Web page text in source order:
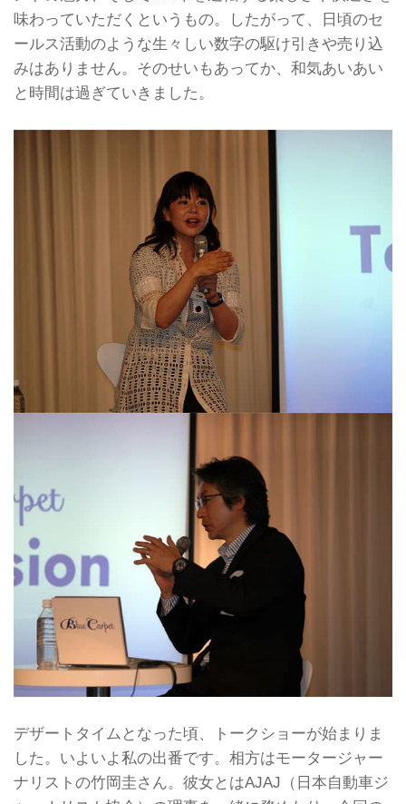
味わっていただくというもの。したがって、日頃のセ
ールス活動のような生々しい数字の駆け引きや売り込
みはありません。そのせいもあってか、和気あいあい
と時間は過ぎていきました。
デザートタイムとなった頃、トークショーが始まりま
した。いよいよ私の出番です。相方はモータージャー
ナリストの竹岡圭さん。彼女とはAJAJ（日本自動車ジ